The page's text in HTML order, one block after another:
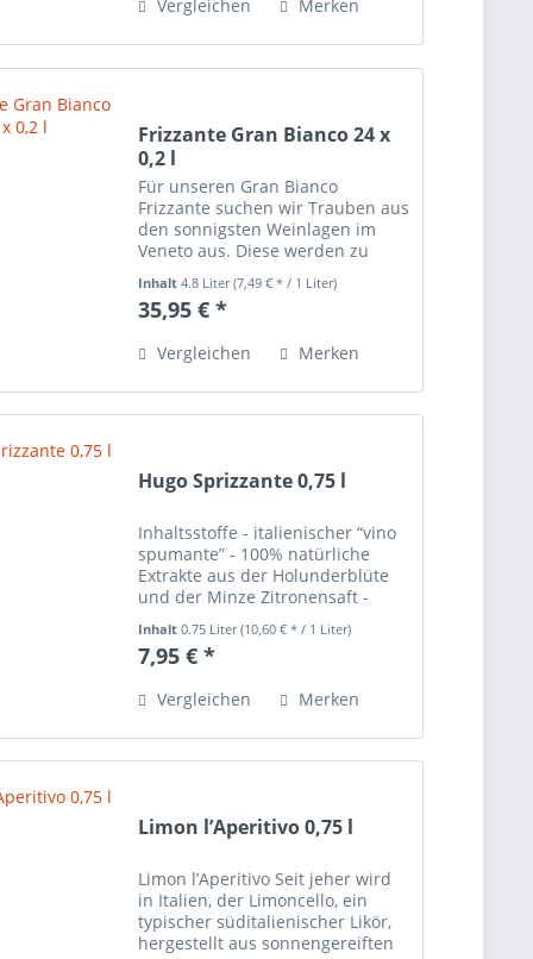
nach frischen...
Vergleichen Merken
Frizzante Gran Bianco 24 x
0,2 l
Für unseren Gran Bianco
Frizzante suchen wir Trauben aus
den sonnigsten Weinlagen im
Veneto aus. Diese werden zu
prickelnden Frizzante verarbeitet.
Jahrgangsabhängig können es
Pinot...
Inhalt4.8 Liter(7,49 € * / 1 Liter)
35,95 € *
Vergleichen Merken
Hugo Sprizzante 0,75 l
Inhaltsstoffe - italienischer “vino
spumante” - 100% natürliche
Extrakte aus der Holunderblüte
und der Minze Zitronensaft -
- KEINE Konservierungsmittel
Alkoholgehalt: 5,9 % Vol.
Inhalt0.75 Liter(10,60 € * / 1 Liter)
7,95 € *
Vergleichen Merken
Limon l’Aperitivo 0,75 l
Limon l’Aperitivo Seit jeher wird
in Italien, der Limoncello, ein
typischer süditalienischer Likör,
hergestellt aus sonnengereiften